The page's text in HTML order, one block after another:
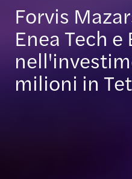
Forvis
Enea Tech
milioni in